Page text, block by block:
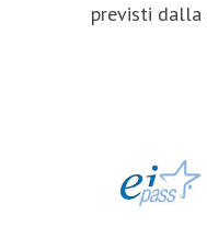
previsti dalla